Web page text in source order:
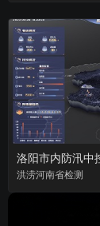
洛阳市内防汛中
洪涝河南省检测